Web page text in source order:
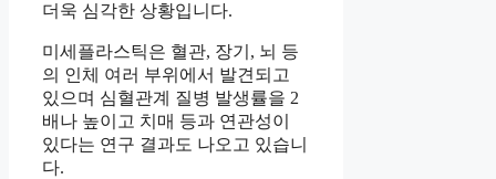
더욱 심각한 상황입니다.
미세플라스틱은 혈관, 장기, 뇌 등
의 인체 여러 부위에서 발견되고
있으며 심혈관계 질병 발생률을 2
배나 높이고 치매 등과 연관성이
있다는 연구 결과도 나오고 있습니
다.